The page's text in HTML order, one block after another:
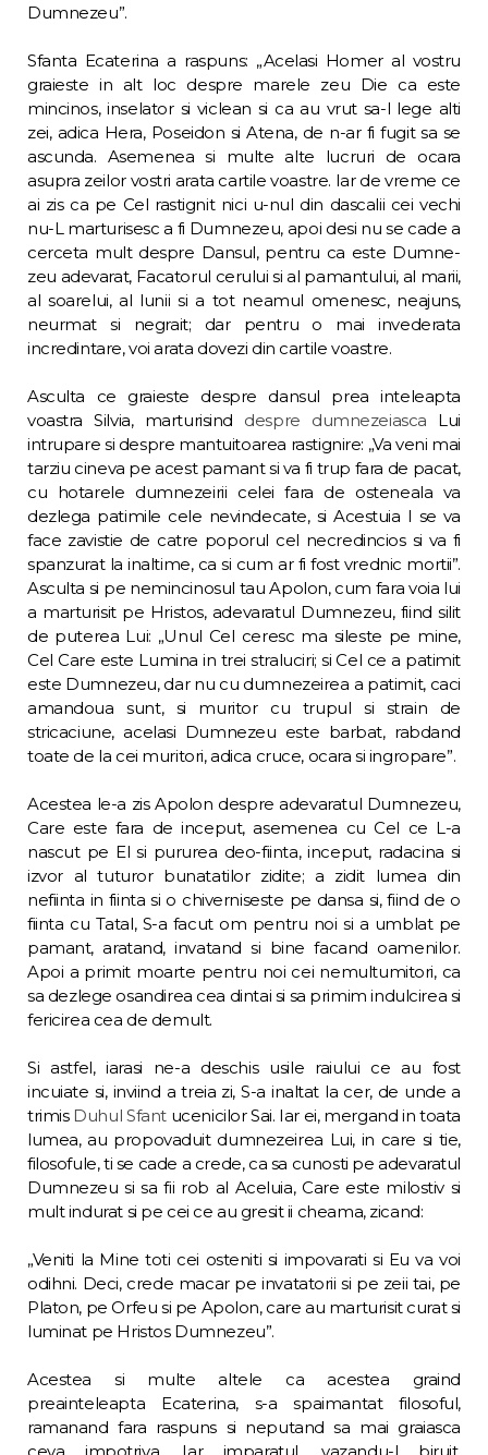
Dumnezeu”.
Sfanta Ecaterina a raspuns: „Acelasi Homer al vostru
graieste in alt loc despre marele zeu Die ca este
mincinos, inselator si viclean si ca au vrut sa-l lege alti
zei, adica Hera, Poseidon si Atena, de n-ar fi fugit sa se
ascun­da. Asemenea si multe alte lucruri de ocara
asupra zeilor vostri arata cartile voastre. Iar de vreme ce
ai zis ca pe Cel rastignit nici u-nul din dascalii cei vechi
nu-L marturisesc a fi Dumnezeu, apoi desi nu se cade a
cerceta mult despre Dansul, pentru ca este Dumne­
zeu adevarat, Facatorul cerului si al paman­tului, al marii,
al soarelui, al lunii si a tot nea­mul omenesc, neajuns,
neurmat si negrait; dar pentru o mai invederata
incredintare, voi arata dovezi din cartile voastre.
Asculta ce graieste despre dansul prea inteleapta
voastra Silvia, marturisind despre dumnezeiasca Lui
intrupare si despre mantuitoarea rastignire: „Va veni mai
tarziu cineva pe acest pamant si va fi trup fara de pa­cat,
cu hotarele dumnezeirii celei fara de os­teneala va
dezlega patimile cele nevindecate, si Acestuia I se va
face zavistie de catre po­porul cel necredincios si va fi
spanzurat la inaltime, ca si cum ar fi fost vrednic mortii”.
Asculta si pe nemincinosul tau Apolon, cum fara voia lui
a marturisit pe Hristos, ade­varatul Dumnezeu, fiind silit
de puterea Lui: „Unul Cel ceresc ma sileste pe mine,
Cel Care este Lumina in trei straluciri; si Cel ce a pa­timit
este Dumnezeu, dar nu cu dumnezeirea a patimit, caci
amandoua sunt, si muritor cu trupul si strain de
stricaciune, acelasi Dum­nezeu este barbat, rabdand
toate de la cei muritori, adica cruce, ocara si ingropare”.
Acestea le-a zis Apolon despre adevaratul Dumnezeu,
Care este fara de inceput, aseme­nea cu Cel ce L-a
nascut pe El si pururea deo-fiinta, inceput, radacina si
izvor al tuturor bunatatilor zidite; a zidit lumea din
nefiinta in fiinta si o chiverniseste pe dansa si, fiind de o
fiinta cu Tatal, S-a facut om pentru noi si a umblat pe
pamant, aratand, invatand si bine facand oamenilor.
Apoi a primit moarte pentru noi cei nemultumitori, ca
sa dezlege osandirea cea dintai si sa primim indulcirea si
fericirea cea de demult.
Si astfel, iarasi ne-a deschis usile raiului ce au fost
incuiate si, inviind a treia zi, S-a inaltat la cer, de unde a
trimis Duhul Sfantucenicilor Sai. Iar ei, mergand in toata
lumea, au propovaduit dumnezeirea Lui, in care si tie,
filosofule, ti se cade a crede, ca sa cunosti pe adevaratul
Dumnezeu si sa fii rob al Ace­luia, Care este milostiv si
mult indurat si pe cei ce au gresit ii cheama, zicand:
„Veniti la Mine toti cei osteniti si impova­rati si Eu va voi
odihni. Deci, crede macar pe invatatorii si pe zeii tai, pe
Platon, pe Orfeu si pe Apolon, care au marturisit curat si
lu­minat pe Hristos Dumnezeu”.
Acestea si multe altele ca acestea graind
preainteleapta Ecaterina, s-a spaimantat filo­soful,
ramanand fara raspuns si neputand sa mai graiasca
ceva impotriva. Iar imparatul, vazandu-l biruit,